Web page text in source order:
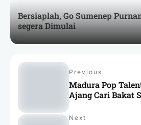
Bersiaplah, Go Sumenep
segera Dimulai
Previous
Madura Pop
Ajang Cari Bakat
Next